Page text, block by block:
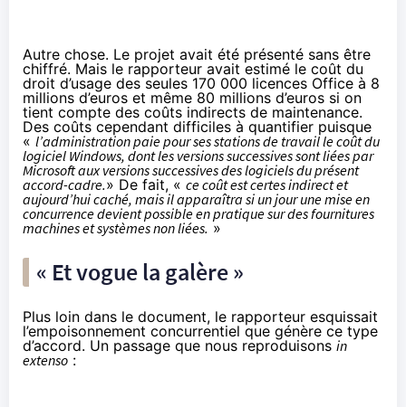
Autre chose. Le projet avait été présenté sans être
chiffré. Mais le rapporteur avait estimé le coût du
droit d’usage des seules 170 000 licences Office à 8
millions d’euros et même 80 millions d’euros si on
tient compte des coûts indirects de maintenance.
Des coûts cependant difficiles à quantifier puisque
« l’administration paie pour ses stations de travail le coût du
logiciel Windows, dont les versions successives sont liées par
Microsoft aux versions successives des logiciels du présent
accord-cadre.» De fait, « ce coût est certes indirect et
aujourd’hui caché, mais il apparaîtra si un jour une mise en
concurrence devient possible en pratique sur des fournitures
machines et systèmes non liées. »
« Et vogue la galère »
Plus loin dans le document, le rapporteur esquissait
l’empoisonnement concurrentiel que génère ce type
d’accord. Un passage que nous reproduisons in
extenso :